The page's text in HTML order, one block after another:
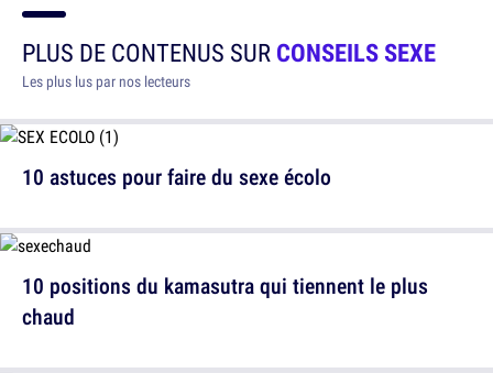
PLUS DE CONTENUS SURCONSEILS SEXE
Les plus lus par nos lecteurs
10 astuces pour faire du sexe écolo
10 positions du kamasutra qui tiennent le plus
chaud